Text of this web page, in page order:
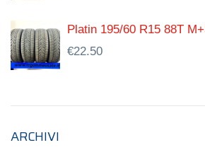
Platin 195/60 R15 88T
€22.50
ARCHIVI